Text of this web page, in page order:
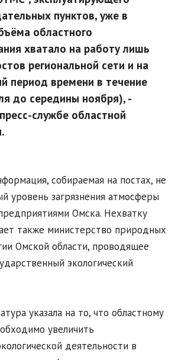
пунктов, уже в
областного
хватало на работу лишь
региональной сети и на
период времени в течение
до середины ноября), -
службе областной
собираемая на постах, не
уровень загрязнения атмосферы
Омска. Нехватку
также министерство природных
Омской области, проводящее
экологический
указала на то, что областному
увеличить
деятельности в